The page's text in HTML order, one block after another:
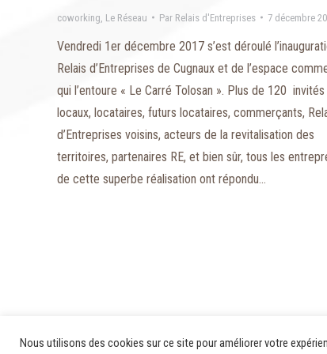
coworking Le Réseau Par Relais d'Entreprises 7 décembre
Vendredi 1er décembre 2017 s’est déroulé
Relais d’Entreprises de Cugnaux et de l’espace
qui l’entoure « Le Carré Tolosan ». Plus de 120 invités
locaux, locataires, futurs locataires, commerçants,
d’Entreprises voisins, acteurs de la revitalisation des
territoires, partenaires RE, et bien sûr, tous les
de cette superbe réalisation ont répondu…
© 2020 - Relais d'Entreprises
Nous utilisons des cookies sur ce site pour améliorer votre